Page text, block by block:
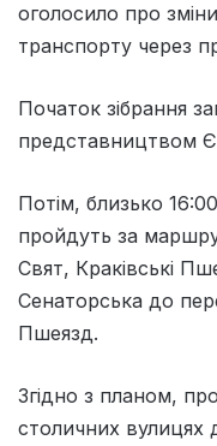
оголосило про
транспорту через
Початок зібрання
представництвом
Потім, близько
пройдуть за
Свят, Краківські
Сенаторська до
Пшеязд.
Згідно з планом,
столичних вулицях